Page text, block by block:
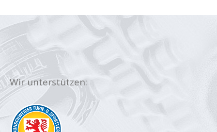
Wir unterstützen: